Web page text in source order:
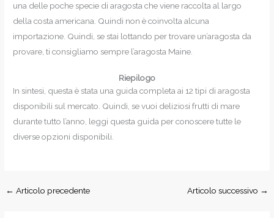
una delle poche specie di aragosta che viene raccolta al largo
della costa americana. Quindi non è coinvolta alcuna
importazione. Quindi, se stai lottando per trovare un’aragosta da
provare, ti consigliamo sempre l’aragosta Maine.
Riepilogo
In sintesi, questa è stata una guida completa ai 12 tipi di aragosta
disponibili sul mercato. Quindi, se vuoi deliziosi frutti di mare
durante tutto l’anno, leggi questa guida per conoscere tutte le
diverse opzioni disponibili.
← Articolo precedente Articolo successivo →